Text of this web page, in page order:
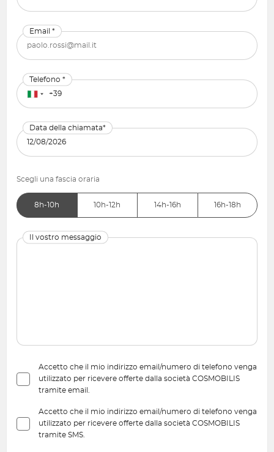
Email *
Telefono *
Data della chiamata*
Scegli una fascia oraria
8h-10h 10h-12h 14h-16h 16h-18h
Il vostro messaggio
Accetto che il mio indirizzo email/numero di telefono venga
utilizzato per ricevere offerte dalla società COSMOBILIS
tramite email.
Accetto che il mio indirizzo email/numero di telefono venga
utilizzato per ricevere offerte dalla società COSMOBILIS
tramite SMS.